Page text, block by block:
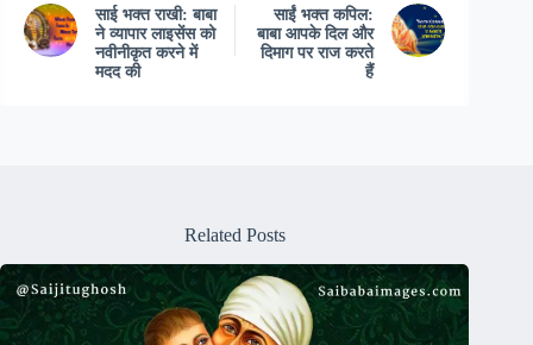
साई भक्त राखी: बाबा
ने व्यापार लाइसेंस को
नवीनीकृत करने में
मदद की
साईं भक्त कपिल:
बाबा आपके दिल और
दिमाग पर राज करते
हैं
Related Posts